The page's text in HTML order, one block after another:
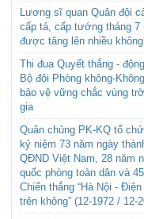
Lương sĩ quan Quân đội
cấp tá, cấp tướng tháng 7
được tăng lên nhiều
Thi đua Quyết thắng -
Bộ đội Phòng không-
bảo vệ vững chắc vùng
gia
Quân chủng PK-KQ tổ
kỷ niệm 73 năm ngày
QĐND Việt Nam, 28 năm
quốc phòng toàn dân và
Chiến thắng “Hà Nội -
trên không” (12-1972 / 12-